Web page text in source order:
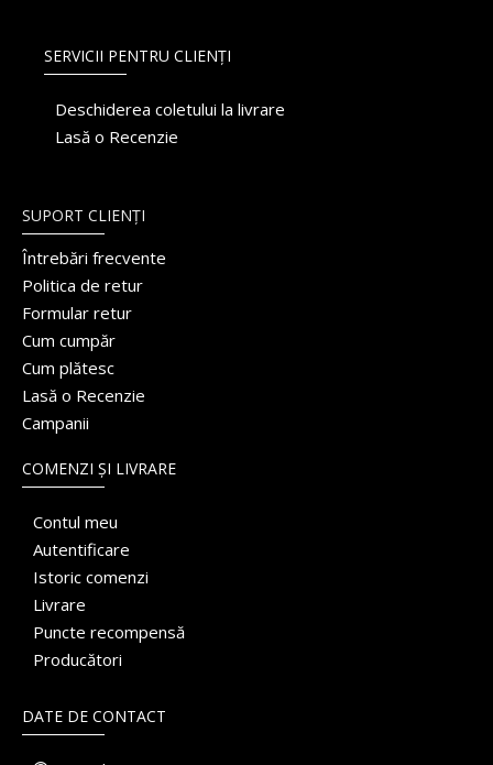
SERVICII PENTRU CLIENȚI
Deschiderea coletului la livrare
Lasă o Recenzie
SUPORT CLIENȚI
Întrebări frecvente
Politica de retur
Formular retur
Cum cumpăr
Cum plătesc
Lasă o Recenzie
Campanii
COMENZI ȘI LIVRARE
Contul meu
Autentificare
Istoric comenzi
Livrare
Puncte recompensă
Producători
DATE DE CONTACT